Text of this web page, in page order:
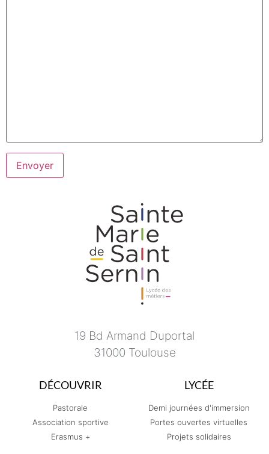
19 Bd Armand Duportal
31000 Toulouse
DÉCOUVRIR
Pastorale
Association sportive
Erasmus +
LYCÉE
Demi journées d'immersion
Portes ouvertes virtuelles
Projets solidaires